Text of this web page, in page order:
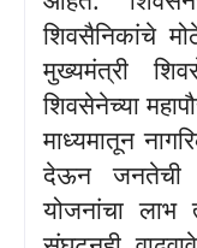
शिवसैनिकांचे
मुख्यमंत्री
शिवसेनेच्या
माध्यमातून
देऊन जनतेची
योजनांचा लाभ